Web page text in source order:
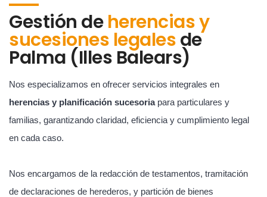
Gestión deherencias y
sucesiones legalesde
Palma (Illes Balears)
Nos especializamos en ofrecer servicios integrales en
herencias y planificación sucesoriapara particulares y
familias, garantizando claridad, eficiencia y cumplimiento legal
en cada caso.
Nos encargamos de la redacción de testamentos, tramitación
de declaraciones de herederos, y partición de bienes